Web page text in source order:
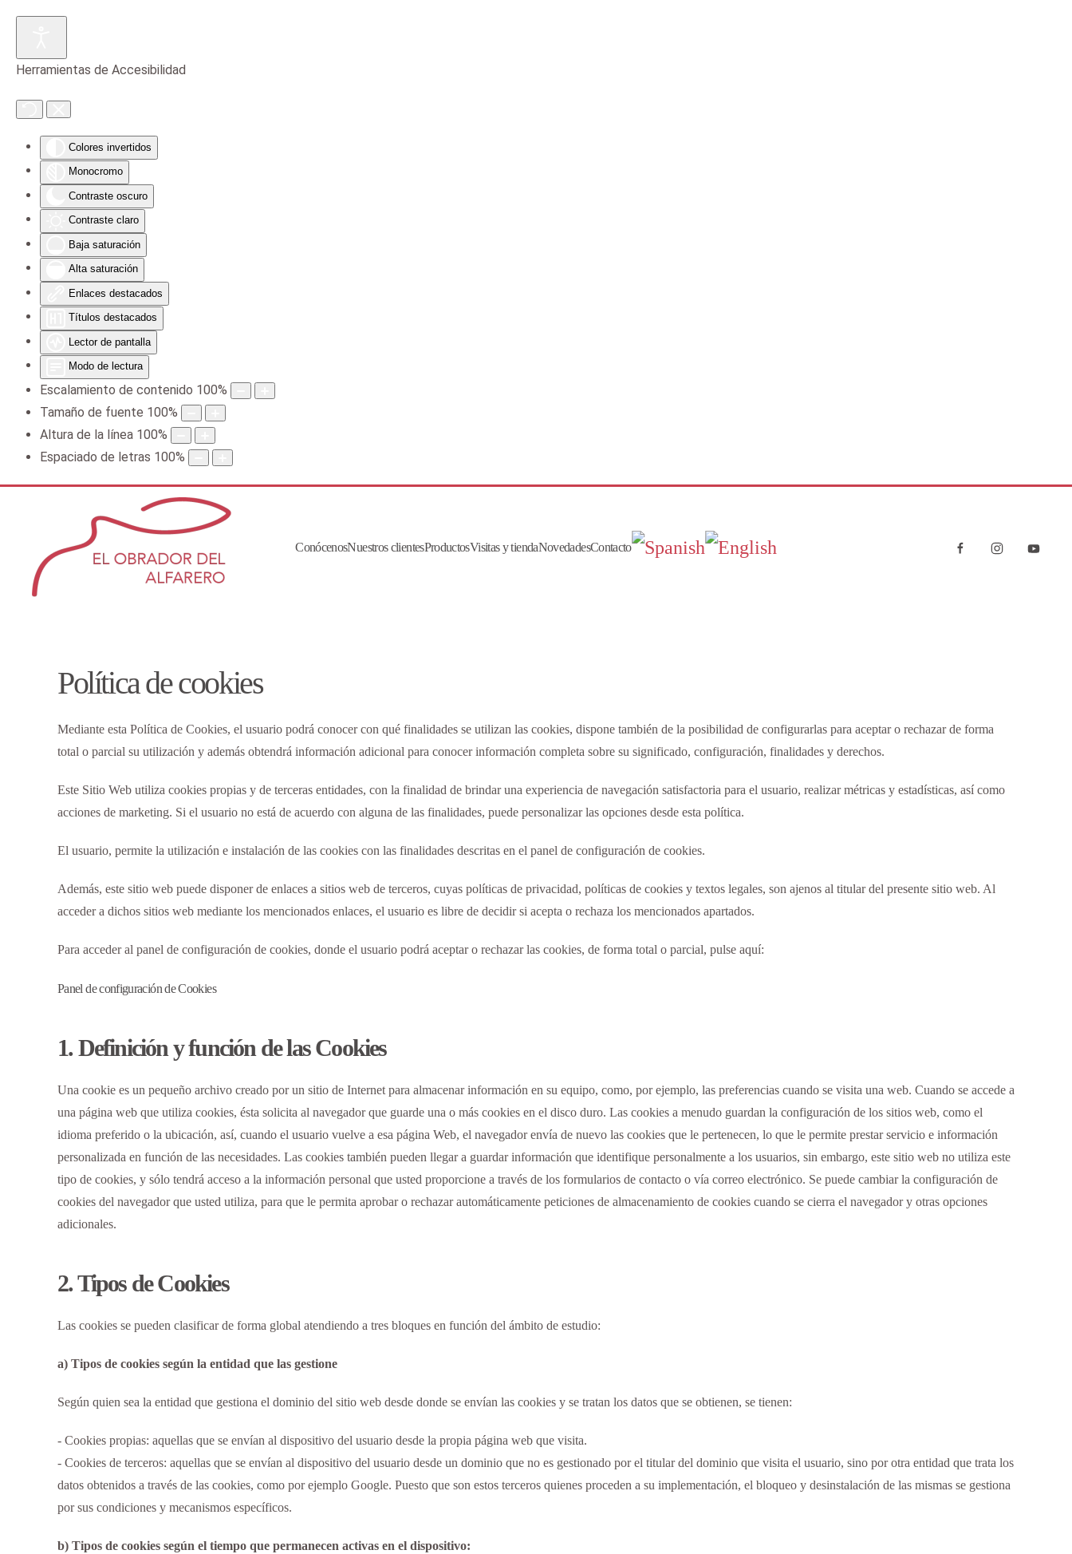
Herramientas de Accesibilidad
Colores invertidos
Monocromo
Contraste oscuro
Contraste claro
Baja saturación
Alta saturación
Enlaces destacados
Títulos destacados
Lector de pantalla
Modo de lectura
Escalamiento de contenido 100%
Tamaño de fuente 100%
Altura de la línea 100%
Espaciado de letras 100%
ConócenosNuestros clientesProductosVisitas y tiendaNovedadesContacto
Política de cookies
Mediante esta Política de Cookies, el usuario podrá conocer con qué finalidades se utilizan las cookies, dispone también de la posibilidad de configurarlas para aceptar o rechazar de forma
total o parcial su utilización y además obtendrá información adicional para conocer información completa sobre su significado, configuración, finalidades y derechos.
Este Sitio Web utiliza cookies propias y de terceras entidades, con la finalidad de brindar una experiencia de navegación satisfactoria para el usuario, realizar métricas y estadísticas, así como
acciones de marketing. Si el usuario no está de acuerdo con alguna de las finalidades, puede personalizar las opciones desde esta política.
El usuario, permite la utilización e instalación de las cookies con las finalidades descritas en el panel de configuración de cookies.
Además, este sitio web puede disponer de enlaces a sitios web de terceros, cuyas políticas de privacidad, políticas de cookies y textos legales, son ajenos al titular del presente sitio web. Al
acceder a dichos sitios web mediante los mencionados enlaces, el usuario es libre de decidir si acepta o rechaza los mencionados apartados.
Para acceder al panel de configuración de cookies, donde el usuario podrá aceptar o rechazar las cookies, de forma total o parcial, pulse aquí:
Panel de configuración de Cookies
1. Definición y función de las Cookies
Una cookie es un pequeño archivo creado por un sitio de Internet para almacenar información en su equipo, como, por ejemplo, las preferencias cuando se visita una web. Cuando se accede a
una página web que utiliza cookies, ésta solicita al navegador que guarde una o más cookies en el disco duro. Las cookies a menudo guardan la configuración de los sitios web, como el
idioma preferido o la ubicación, así, cuando el usuario vuelve a esa página Web, el navegador envía de nuevo las cookies que le pertenecen, lo que le permite prestar servicio e información
personalizada en función de las necesidades. Las cookies también pueden llegar a guardar información que identifique personalmente a los usuarios, sin embargo, este sitio web no utiliza este
tipo de cookies, y sólo tendrá acceso a la información personal que usted proporcione a través de los formularios de contacto o vía correo electrónico. Se puede cambiar la configuración de
cookies del navegador que usted utiliza, para que le permita aprobar o rechazar automáticamente peticiones de almacenamiento de cookies cuando se cierra el navegador y otras opciones
adicionales.
2. Tipos de Cookies
Las cookies se pueden clasificar de forma global atendiendo a tres bloques en función del ámbito de estudio:
a) Tipos de cookies según la entidad que las gestione
Según quien sea la entidad que gestiona el dominio del sitio web desde donde se envían las cookies y se tratan los datos que se obtienen, se tienen:
- Cookies propias: aquellas que se envían al dispositivo del usuario desde la propia página web que visita.
- Cookies de terceros: aquellas que se envían al dispositivo del usuario desde un dominio que no es gestionado por el titular del dominio que visita el usuario, sino por otra entidad que trata los
datos obtenidos a través de las cookies, como por ejemplo Google. Puesto que son estos terceros quienes proceden a su implementación, el bloqueo y desinstalación de las mismas se gestiona
por sus condiciones y mecanismos específicos.
b) Tipos de cookies según el tiempo que permanecen activas en el dispositivo: